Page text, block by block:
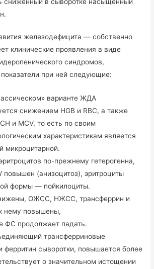
железодефицита — собственно
клинические проявления в виде
синдромов,
при ней следующие:
варианте ЖДА
снижением HGB и RBC, а также
и MCV, то есть по своим
характеристикам является
микроцитарной.
по-прежнему гетерогенна,
повышен (анизоцитоз), эритроциты
формы — пойкилоциты.
ОЖСС, НЖСС, трансферрин и
нему повышены,
ФС продолжает падать.
трансферриновые
ферритин сыворотки, повышается более
о значительном истощении